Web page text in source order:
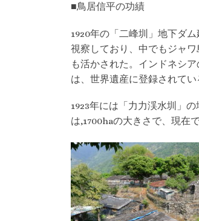
■鳥居信平の功績
1920年の「二峰圳」地下ダ
視察しており、中でもジャ
も活かされた。インドネシ
は、世界遺産に登録されてい
1923年には「力力渓水圳」
は,1700haの大きさで、現在